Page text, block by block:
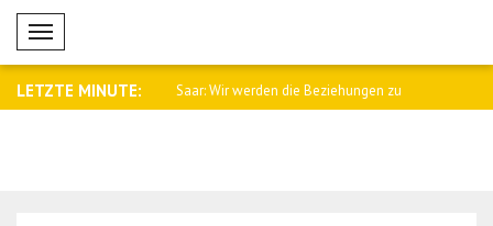
Mobil Menü
LETZTE MINUTE:
Baqaei an Saar: Wir werden die Beziehungen zu